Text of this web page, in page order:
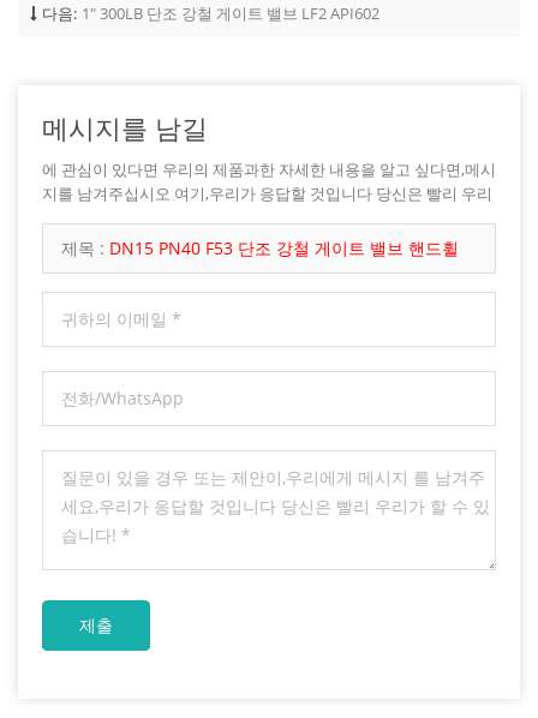
다음: 1" 300LB 단조 강철 게이트 밸브 LF2 API602
메시지를 남길
에 관심이 있다면 우리의 제품과한 자세한 내용을 알고 싶다면,메시
지를 남겨주십시오 여기,우리가 응답할 것입니다 당신은 빨리 우리
제목 : DN15 PN40 F53 단조 강철 게이트 밸브 핸드휠